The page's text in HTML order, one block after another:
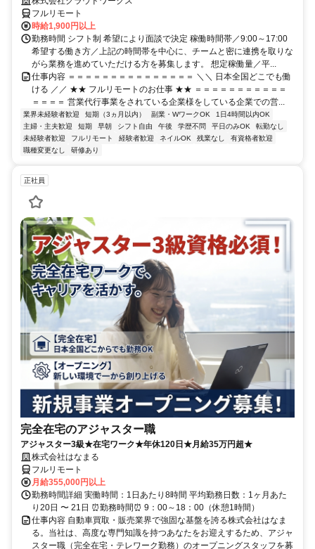
フルリモート
時給1,900円以上
勤務時間 シフト制 希望により面談で決定 稼働時間帯／9:00～17:00
希望する働き方／上記の時間帯を中心に、チームと密に連携を取りな
がら業務を進めていただける方を募集します。 想定稼働量／平...
仕事内容 ＝＝＝＝＝＝＝＝＝＝＝＝＝＝＝ ＼＼ 日本全国どこでも働
ける ／／ ★★ フルリモートのお仕事 ★★ ＝＝＝＝＝＝＝＝＝＝＝
＝＝＝＝ 営業代行事業をされている企業様をしている企業での営...
業界未経験者歓迎 短期（3ヵ月以内） 副業・WワークOK
1日4時間以内OK
主婦・主夫歓迎
短期 早朝 シフト自由 午後 学歴不問 平日のみOK
転勤なし
未経験者歓迎
フルリモート 経験者歓迎 ネイルOK 残業なし
有資格者歓迎
職種変更なし
研修あり
正社員
完全在宅のアジャスター職
アジャスター3級★在宅ワーク★年休120日★月給35万円超★
株式会社はなまる
フルリモート
月給355,000円以上
勤務時間詳細 実働時間：1日あたり8時間 平均勤務日数：1ヶ月あた
り20日 〜 21日 ⏰勤務時間⏰ 9：00～18：00（休憩1時間）
仕事内容 自動車買取・販売業界で強固な基盤を誇る株式会社はなま
る。当社は、高度な専門知識を持つあなたをお迎えするため、アジャ
スター職（完全在宅・テレワーク勤務）のオープニングスタッフを募